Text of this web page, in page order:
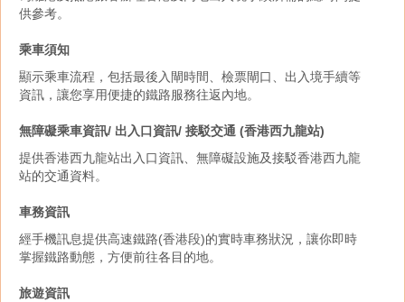
供參考。
乘車須知
顯示乘車流程，包括最後入閘時間、檢票閘口、出入境手續等
資訊，讓您享用便捷的鐵路服務往返內地。
無障礙乘車資訊/ 出入口資訊/ 接駁交通 (香港西九龍站)
提供香港西九龍站出入口資訊、無障礙設施及接駁香港西九龍
站的交通資料。
車務資訊
經手機訊息提供高速鐵路(香港段)的實時車務狀況，讓你即時
掌握鐵路動態，方便前往各目的地。
旅遊資訊